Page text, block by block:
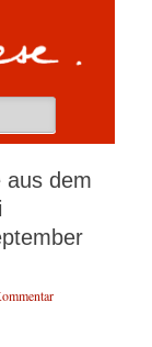
aus dem